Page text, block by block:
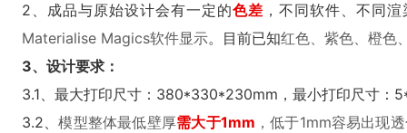
2、成品与原始设计会有一定的色差 ，不同软件、不同
Materialise Magics软件显示。目前已知红色、紫色、橙色
3、设计要求：
3.1、最大打印尺寸：380*330*230mm，最小打印尺寸
3.2、模型整体最低壁厚需大于1mm ，低于1mm容易出现